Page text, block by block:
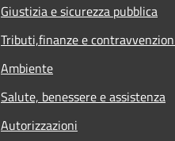
Giustizia e sicurezza pubblica
Tributi,finanze e
Ambiente
Salute, benessere e assistenza
Autorizzazioni